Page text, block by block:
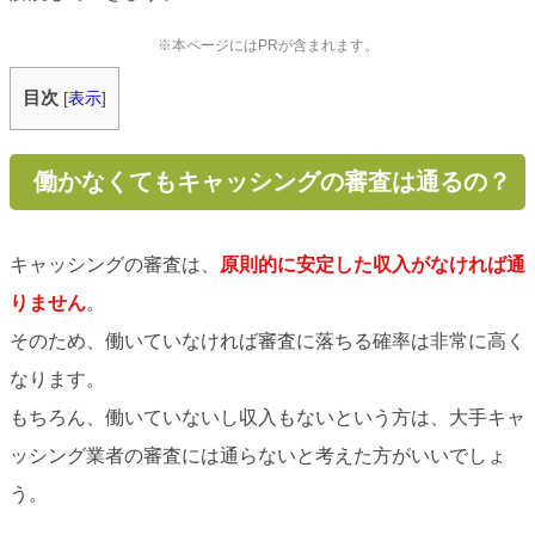
※本ページにはPRが含まれます。
目次 [表示]
働かなくてもキャッシングの審査は通るの？
キャッシングの審査は、
原則的に安定した収入がなければ通
りません。
そのため、働いていなければ審査に落ちる確率は非常に高く
なります。
もちろん、働いていないし収入もないという方は、大手キャ
ッシング業者の審査には通らないと考えた方がいいでしょ
う。